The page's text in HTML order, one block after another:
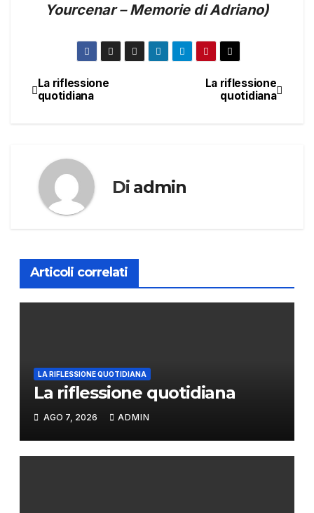
Yourcenar – Memorie di Adriano)
Navigazione
La riflessione
quotidiana
La riflessione
quotidiana
Di admin
Articoli correlati
LA RIFLESSIONE QUOTIDIANA
La riflessione quotidiana
AGO 7, 2026 ADMIN